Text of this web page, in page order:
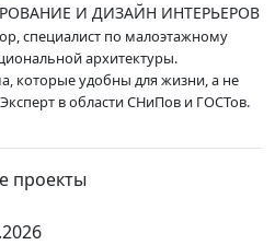
И ДИЗАЙН ИНТЕРЬЕРОВ
специалист по малоэтажному
архитектуры.
которые удобны для жизни, а не
в области СНиПов и ГОСТов.
проекты